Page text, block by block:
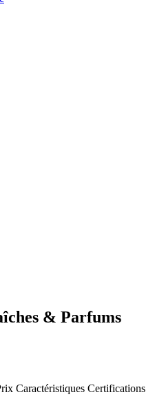
& Parfums
Caractéristiques Certifications